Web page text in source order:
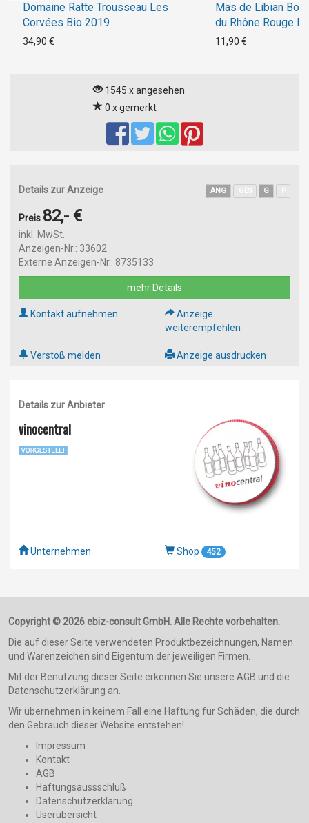
Domaine Ratte Trousseau Les
Corvées Bio 2019
34,90 €
Mas de Libian
du Rhône Rouge
11,90 €
1545 x angesehen
0 x gemerkt
Details zur Anzeige ANG G
Preis 82,- €
inkl. MwSt.
Anzeigen-Nr.: 33602
Externe Anzeigen-Nr.: 8735133
mehr Details
Kontakt aufnehmen
Anzeige
weiterempfehlen
Verstoß melden Anzeige ausdrucken
Details zur Anbieter
vinocentral
Unternehmen Shop 452
Copyright © 2026 ebiz-consult GmbH. Alle Rechte vorbehalten.
Die auf dieser Seite verwendeten Produktbezeichnungen, Namen
und Warenzeichen sind Eigentum der jeweiligen Firmen.
Mit der Benutzung dieser Seite erkennen Sie unsere AGB und die
Datenschutzerklärung an.
Wir übernehmen in keinem Fall eine Haftung für Schäden, die durch
den Gebrauch dieser Website entstehen!
Impressum
Kontakt
AGB
Haftungsaussschluß
Datenschutzerklärung
Userübersicht